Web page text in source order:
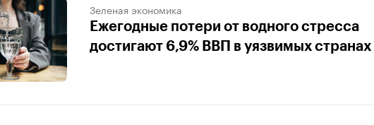
Зеленая экономика
Ежегодные потери от водного стресса
достигают 6,9% ВВП в уязвимых странах